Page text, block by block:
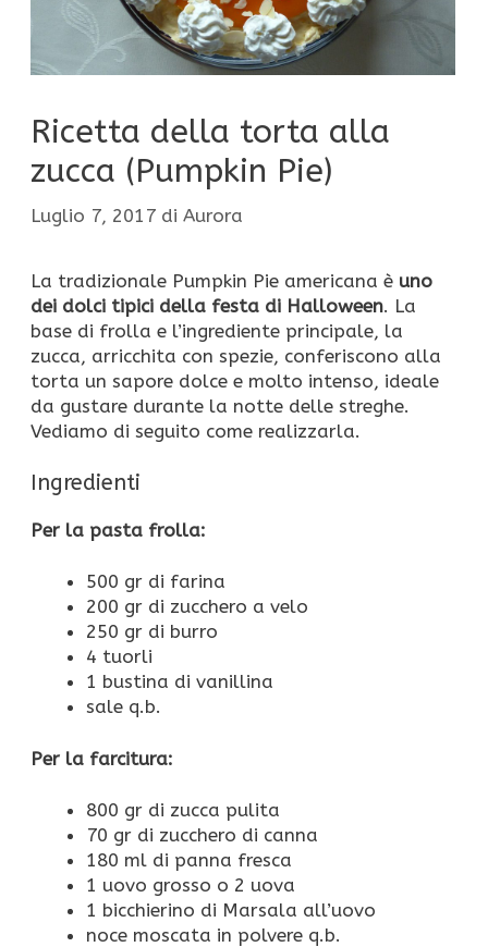
Ricetta della torta alla
zucca (Pumpkin Pie)
Luglio 7, 2017 di Aurora
La tradizionale Pumpkin Pie americana è uno
dei dolci tipici della festa di Halloween. La
base di frolla e l’ingrediente principale, la
zucca, arricchita con spezie, conferiscono alla
torta un sapore dolce e molto intenso, ideale
da gustare durante la notte delle streghe.
Vediamo di seguito come realizzarla.
Ingredienti
Per la pasta frolla:
500 gr di farina
200 gr di zucchero a velo
250 gr di burro
4 tuorli
1 bustina di vanillina
sale q.b.
Per la farcitura:
800 gr di zucca pulita
70 gr di zucchero di canna
180 ml di panna fresca
1 uovo grosso o 2 uova
1 bicchierino di Marsala all’uovo
noce moscata in polvere q.b.